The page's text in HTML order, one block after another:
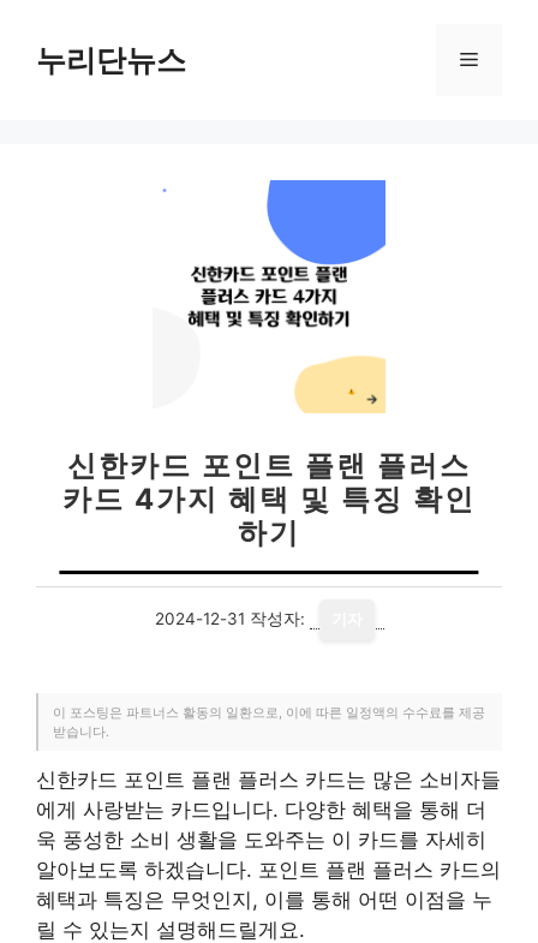
누리단뉴스 메
신한카드 포인트 플랜 플러스
카드 4가지 혜택 및 특징 확인
하기
2024-12-31 작성자:
이 포스팅은 파트너스 활동의 일환으로, 이에 따른 일정액의 수수료를 제공
받습니다.
신한카드 포인트 플랜 플러스 카드는 많은 소비자들
에게 사랑받는 카드입니다. 다양한 혜택을 통해 더
욱 풍성한 소비 생활을 도와주는 이 카드를 자세히
알아보도록 하겠습니다. 포인트 플랜 플러스 카드의
혜택과 특징은 무엇인지, 이를 통해 어떤 이점을 누
릴 수 있는지 설명해드릴게요.